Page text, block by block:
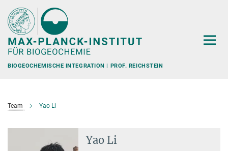
Hauptinhalt
BIOGEOCHEMISCHE INTEGRATION | PROF. REICHSTEIN
Team Yao Li
Yao Li